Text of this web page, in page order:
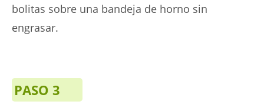
bolitas sobre una bandeja de horno sin
engrasar.
PASO 3